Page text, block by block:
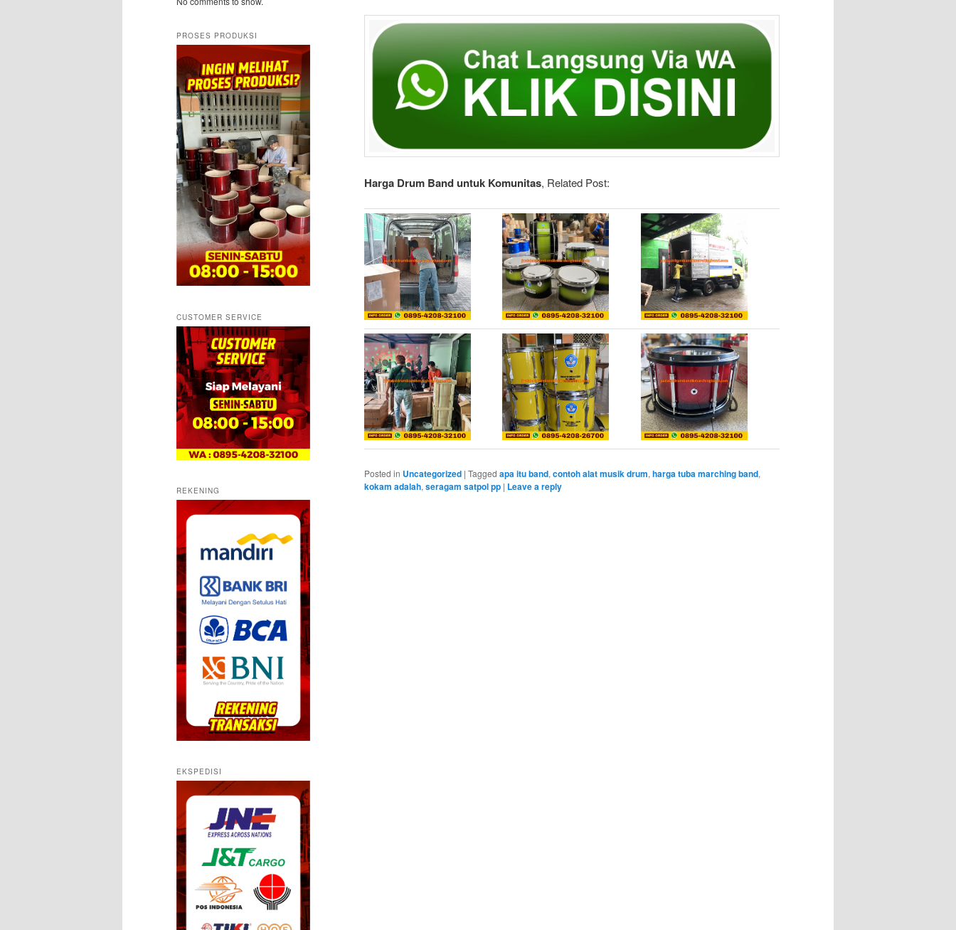
Harga Drum Band untuk Komunitas, Related Post:
Posted in Uncategorized | Tagged apa itu band, contoh alat musik drum, harga tuba marching band,
kokam adalah, seragam satpol pp | Leave a reply
PROSES PRODUKSI
CUSTOMER SERVICE
REKENING
EKSPEDISI